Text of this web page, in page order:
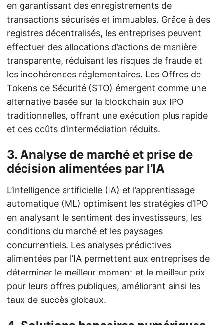
en garantissant des enregistrements de
transactions sécurisés et immuables. Grâce à des
registres décentralisés, les entreprises peuvent
effectuer des allocations d’actions de manière
transparente, réduisant les risques de fraude et
les incohérences réglementaires. Les Offres de
Tokens de Sécurité (STO) émergent comme une
alternative basée sur la blockchain aux IPO
traditionnelles, offrant une exécution plus rapide
et des coûts d’intermédiation réduits.
3. Analyse de marché et prise de
décision alimentées par l’IA
L’intelligence artificielle (IA) et l’apprentissage
automatique (ML) optimisent les stratégies d’IPO
en analysant le sentiment des investisseurs, les
conditions du marché et les paysages
concurrentiels. Les analyses prédictives
alimentées par l’IA permettent aux entreprises de
déterminer le meilleur moment et le meilleur prix
pour leurs offres publiques, améliorant ainsi les
taux de succès globaux.